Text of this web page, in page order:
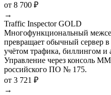
от 8 700 ₽
→
Traffic Inspector GOLD
Многофункциональный
превращает обычный сервер
учётом трафика, биллингом и
Управление через консоль
российского ПО № 175.
от 3 721 ₽
→